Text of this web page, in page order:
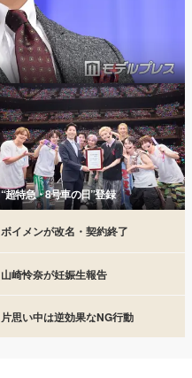
“超特急・8号車の日”登録
ボイメンが改名・契約終了
山崎怜奈が妊娠生報告
片思い中は逆効果なNG行動